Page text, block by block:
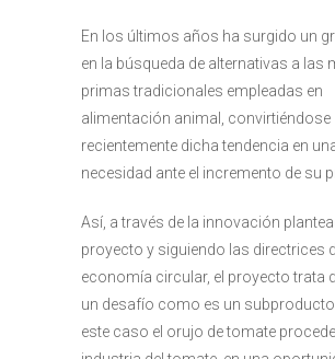
En los últimos años ha surgido un
en la búsqueda de alternativas a las
primas tradicionales empleadas en
alimentación animal, convirtiéndose
recientemente dicha tendencia en
necesidad ante el incremento de su
Así, a través de la innovación
proyecto y siguiendo las directrices
economía circular, el proyecto trata
un desafío como es un subproducto
este caso el orujo de tomate